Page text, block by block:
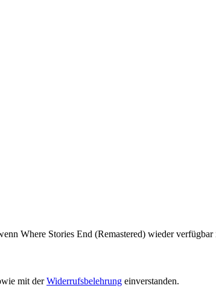
Where Stories End (Remastered) wieder verfügbar
mit derWiderrufsbelehrung einverstanden.